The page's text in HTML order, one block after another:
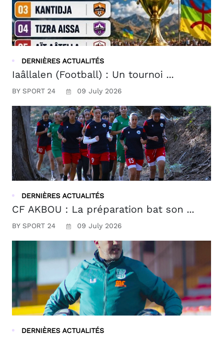
DERNIÈRES ACTUALITÉS
Iaâllalen (Football) : Un tournoi ...
BY SPORT 24 09 July 2026
DERNIÈRES ACTUALITÉS
CF AKBOU : La préparation bat son ...
BY SPORT 24 09 July 2026
DERNIÈRES ACTUALITÉS